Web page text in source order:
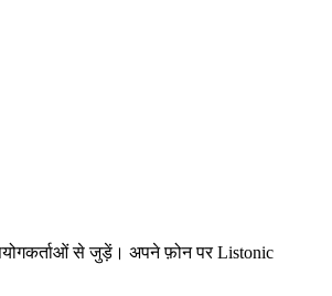
से जुड़ें। अपने फ़ोन पर Listonic